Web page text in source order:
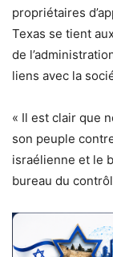
propriétaires
Texas se tient
de
liens avec la
« Il est clair que
son peuple
israélienne et le
bureau du